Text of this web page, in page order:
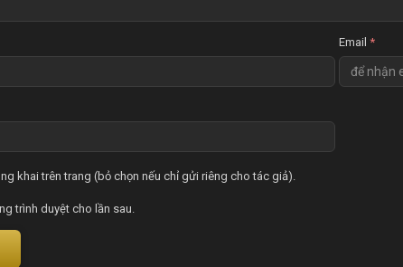
Email *
khai trên trang (bỏ chọn nếu chỉ gửi riêng cho tác giả).
trình duyệt cho lần sau.